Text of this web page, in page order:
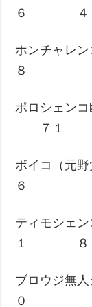
６ ４
ホンチャ
８ ５
ポロシェン
７１
ボイコ（元
６ ７
ティモシェ
１ ８
ブロウジ無
０